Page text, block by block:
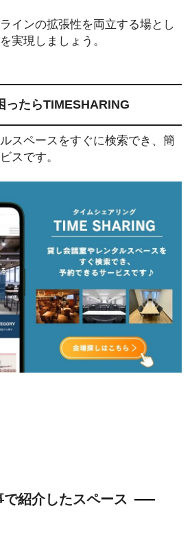
インの拡張性を両立する場とし
実現しましょう。
ったらTIMESHARING
スペースをすぐに検索でき、簡
スです。
で紹介したスペース